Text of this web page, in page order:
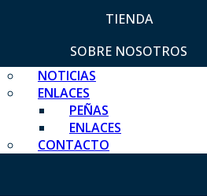
TIENDA
SOBRE NOSOTROS
NOTICIAS
ENLACES
PEÑAS
ENLACES
CONTACTO